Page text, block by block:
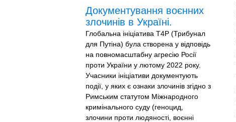
Документування воєнних
злочинів в Україні.
Глобальна ініціатива T4P (Трибунал
для Путіна) була створена у відповідь
на повномасштабну агресію Росії
проти України у лютому 2022 року.
Учасники ініціативи документують
події, у яких є ознаки злочинів згідно з
Римським статутом Міжнародного
кримінального суду (геноцид,
злочини проти людяності, воєнні